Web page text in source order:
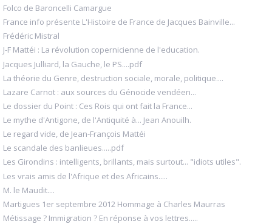
Folco de Baroncelli Camargue
France info présente L'Histoire de France de Jacques Bainville...
Frédéric Mistral
J-F Mattéi : La révolution copernicienne de l'education.
Jacques Julliard, la Gauche, le PS....pdf
La théorie du Genre, destruction sociale, morale, politique....
Lazare Carnot : aux sources du Génocide vendéen...
Le dossier du Point : Ces Rois qui ont fait la France...
Le mythe d'Antigone, de l'Antiquité à... Jean Anouilh.
Le regard vide, de Jean-François Mattéi
Le scandale des banlieues.....pdf
Les Girondins : intelligents, brillants, mais surtout... "idiots utiles".
Les vrais amis de l'Afrique et des Africains.....
M. le Maudit....
Martigues 1er septembre 2012 Hommage à Charles Maurras
Métissage ? Immigration ? En réponse à vos lettres.....